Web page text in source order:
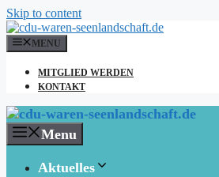
Skip to content
MENU
MITGLIED WERDEN
KONTAKT
Menu
Aktuelles